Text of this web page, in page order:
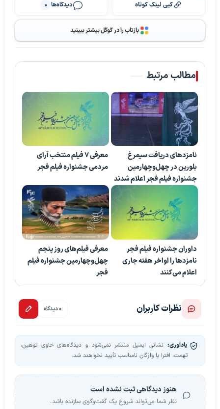
کپی لینک کوتاه دیدگاه‌ها 0
بازتاب را در گوگل بیشتر ببینید
مطالب مرتبط
نامزدهای دریافت سیمرغ
بلورین در چهل‌وچهارمین
جشنواره فیلم فجر اعلام شدند
معرفی ۷ فیلم منتخب آرای
مردمی جشنواره فیلم فجر
داوران جشنواره فیلم فجر
نامزدها را اواخر هفته جاری
اعلام می‌کنند
معرفی فیلم‌های روز پنجم
چهل‌وچهارمین جشنواره فیلم
فجر
نظرات کاربران 0 دیدگاه
یادآوری: نشانی ایمیل منتشر نمی‌شود و دیدگاه‌های حاوی توهین،
تهمت، افترا یا واژگان نامناسب تأیید نخواهند شد.
هنوز دیدگاهی ثبت نشده است
نظر شما می‌تواند شروع یک گفت‌وگوی سازنده باشد.